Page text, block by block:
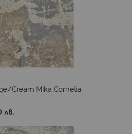
Cream Mika Cornelia
лв.